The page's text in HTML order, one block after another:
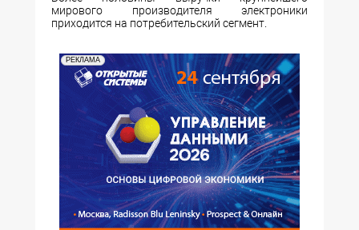
мирового производителя электроники
приходится на потребительский сегмент.
РЕКЛАМА